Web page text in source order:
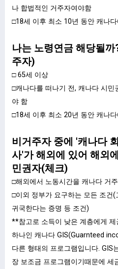
나 합법적인 거주자여야함
□18세 이후 최소 10년 동안 캐나
나는 노령연금 해당될
주자)
□ 65세 이상
□캐나다를 떠나기 전, 캐나다 시민
야 함
□18세 이후 최소 20년 동안 캐나
비거주자 중에 '캐나다
사'가 해외에 있어 해외
민권자(체크)
□해외에서 노동시간을 캐나다 거
□이외 정부가 요구하는 모든 조건
귀국한다는 증명 등 조건)​
**참고로 소득이 낮은 계층에게
하나인 캐나다 GIS(Guarnteed
다른 형태의 프로그램입니다. GIS
장 보조금 프로그램이기때문에 세